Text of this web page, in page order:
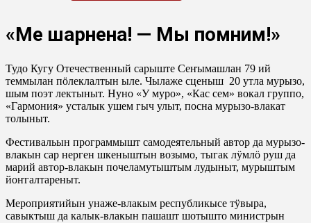
«Ме шарнена! — Мы помним!»
Тудо Кугу Отечественный сарыште Сеҥымашлан 79 ий
теммылан пӧлеклалтын ыле. Чылаже сценыш 20 утла мурызо,
шым поэт лектыныт. Нуно «У муро», «Кас сем» вокал группо,
«Гармония» усталык ушем гыч улыт, посна мурызо-влакат
толыныт.
Фестивальын программышт самодеятельный автор да мурызо-
влакын сар нерген шкеныштын возымо, тыгак лӱмлӧ руш да
марий автор-влакын почеламутыштым лудыныт, мурыштым
йоҥгалтареныт.
Мероприятийын унаже-влакым республикысе тӱвыра,
савыктыш да калык-влакын пашашт шотышто министрын